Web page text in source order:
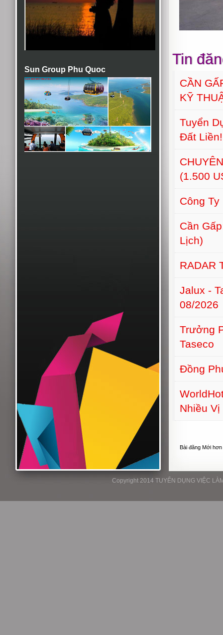
Sun Group Phu Quoc
Tin
CẦN
KỸ
Tuyển
Đất
(1.500
Công
Cần
Lịch)
RADAR
Jalux -
08/2026
Trưởng
Taseco
Đồng
Nhiều Vị
Bài đăng Mới hơn
Copyright 2014 TUYỂN DỤNG VIỆC